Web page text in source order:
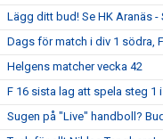
Lägg ditt bud! Se HK Aranäs
Dags för match i div 1 södra,
Helgens matcher vecka 42
F 16 sista lag att spela steg 1
Sugen på "Live" handboll?